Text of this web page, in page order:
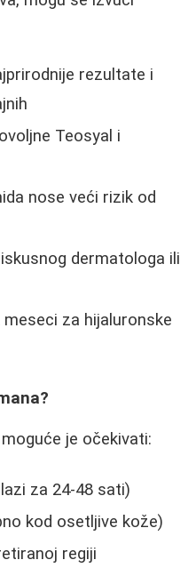
rezultate i
Teosyal i
nose veći rizik od
dermatologa ili
za hijaluronske
je očekivati:
za 24-48 sati)
kod osetljive kože)
regiji